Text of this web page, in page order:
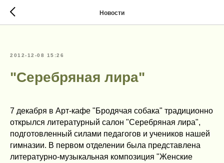
Новости
2012-12-08 15:26
"Серебряная лира"
7 декабря в Арт-кафе "Бродячая собака" традиционно
открылся литературный салон "Серебряная лира",
подготовленный силами педагогов и учеников нашей
гимназии. В первом отделении была представлена
литературно-музыкальная композиция "Женские